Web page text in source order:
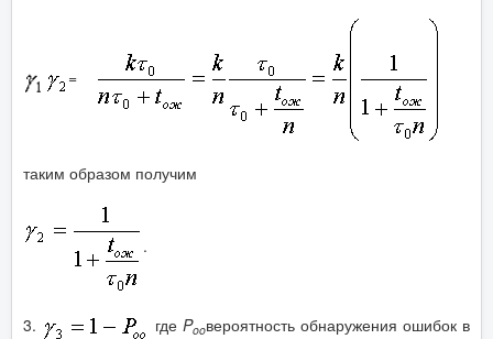
=
таким образом получим
.
3. где Pooвероятность обнаружения ошибок в